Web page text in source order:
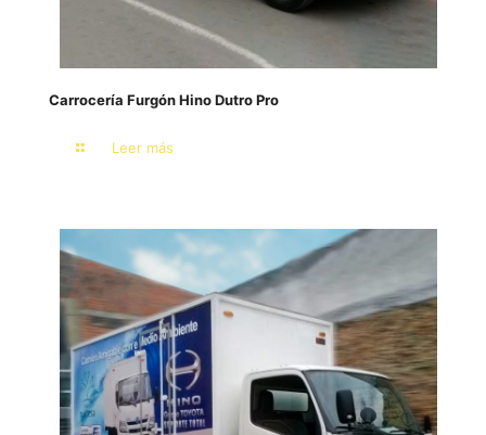
Carrocería Furgón Hino Dutro Pro
Leer más